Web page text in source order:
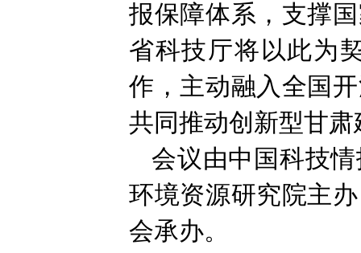
报保障体系，支撑
省科技厅将以此为
作，主动融入全国
共同推动创新型甘
会议由中国科技
环境资源研究院主
会承办。